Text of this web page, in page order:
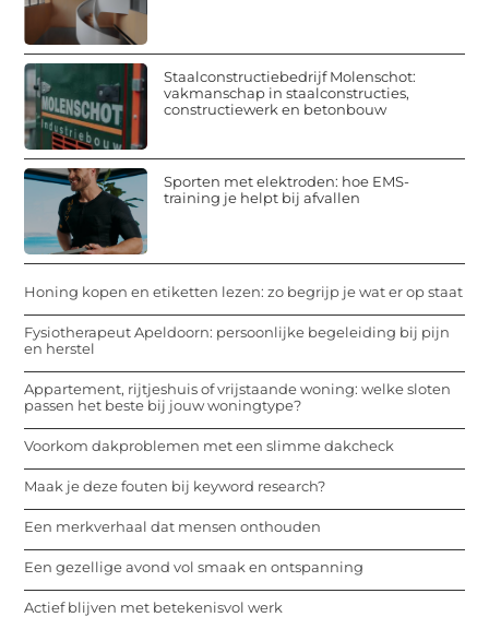
Staalconstructiebedrijf Molenschot:
vakmanschap in staalconstructies,
constructiewerk en betonbouw
Sporten met elektroden: hoe EMS-
training je helpt bij afvallen
Honing kopen en etiketten lezen: zo begrijp je wat er op staat
Fysiotherapeut Apeldoorn: persoonlijke begeleiding bij pijn
en herstel
Appartement, rijtjeshuis of vrijstaande woning: welke sloten
passen het beste bij jouw woningtype?
Voorkom dakproblemen met een slimme dakcheck
Maak je deze fouten bij keyword research?
Een merkverhaal dat mensen onthouden
Een gezellige avond vol smaak en ontspanning
Actief blijven met betekenisvol werk